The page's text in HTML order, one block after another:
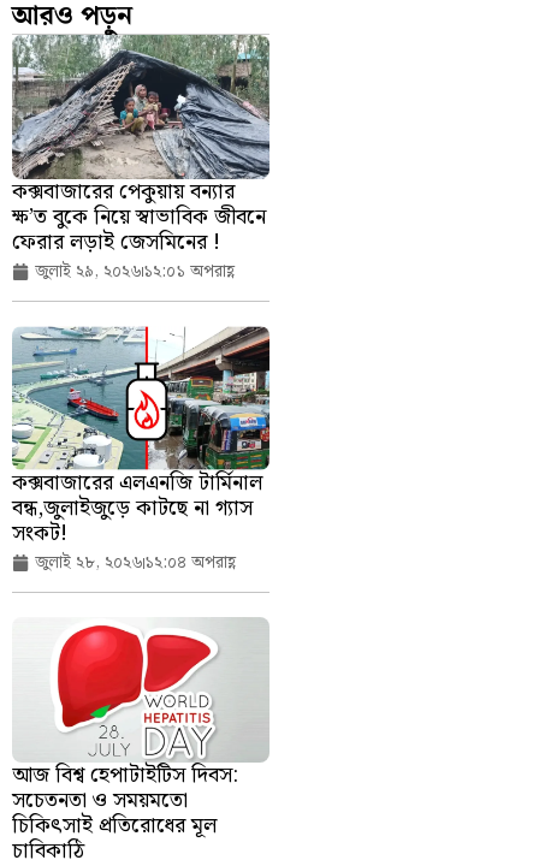
আরও পড়ুন
কক্সবাজারের পেকুয়ায় বন্যার
ক্ষ’ত বুকে নিয়ে স্বাভাবিক জীবনে
ফেরার লড়াই জেসমিনের !
জুলাই ২৯, ২০২৬১২:০১ অপরাহ্ণ
কক্সবাজারের এলএনজি টার্মিনাল
বন্ধ,জুলাইজুড়ে কাটছে না গ্যাস
সংকট!
জুলাই ২৮, ২০২৬১২:০৪ অপরাহ্ণ
আজ বিশ্ব হেপাটাইটিস দিবস:
সচেতনতা ও সময়মতো
চিকিৎসাই প্রতিরোধের মূল
চাবিকাঠি